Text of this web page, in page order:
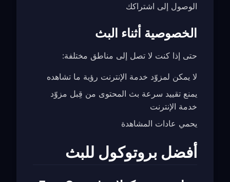
الوصول إلى اشتراكك
الخصوصية أثناء البث
حتى إذا كنت لا تصل إلى مناطق مختلفة:
لا يمكن لمزوّد خدمة الإنترنت رؤية ما تشاهده
يمنع تقييد سرعة بث المحتوى من قِبل مزوّد
خدمة الإنترنت
يحمي عادات المشاهدة
أفضل بروتوكول للبث